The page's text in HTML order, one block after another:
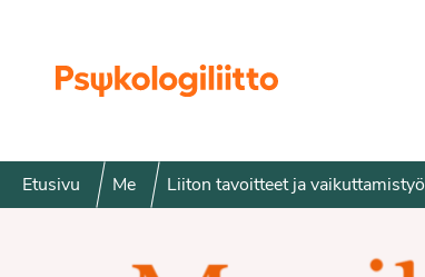
Etusivu Me Liiton tavoitteet ja vaikuttamistyö